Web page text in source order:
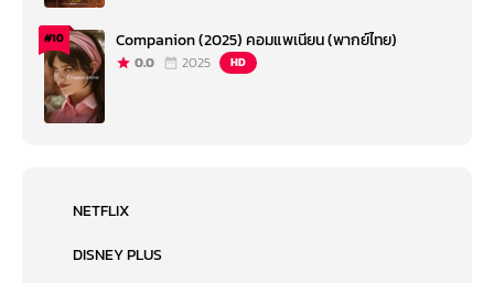
#10 Companion (2025) คอมแพเนียน (พากย์ไทย)
0.0 2025 HD
NETFLIX
DISNEY PLUS